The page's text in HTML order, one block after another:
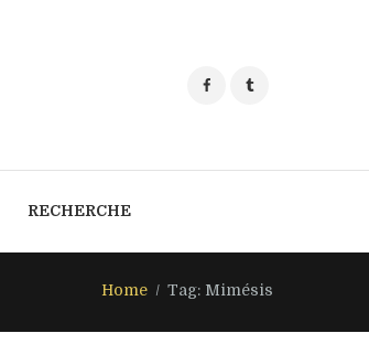
RECHERCHE
Home Tag: Mimésis